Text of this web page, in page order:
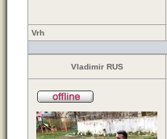
Vrh
Vladimir RUS